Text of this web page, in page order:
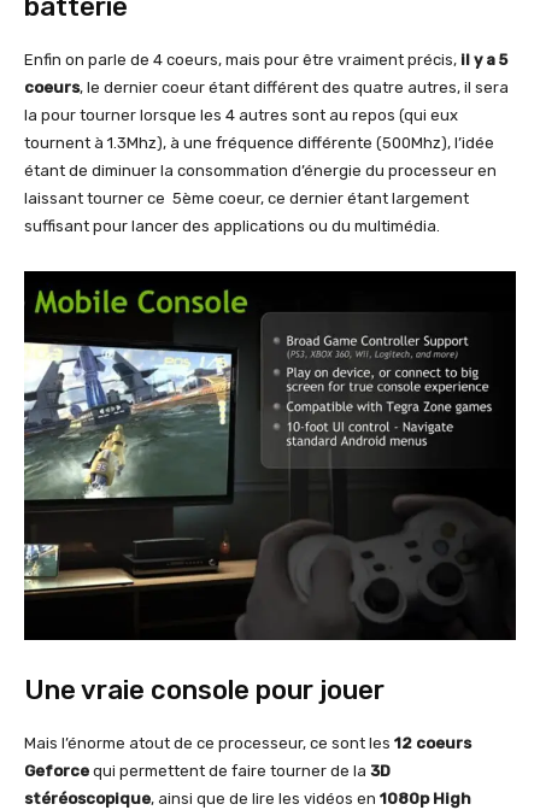
batterie
Enfin on parle de 4 coeurs, mais pour être vraiment précis, il y a 5
coeurs, le dernier coeur étant différent des quatre autres, il sera
la pour tourner lorsque les 4 autres sont au repos (qui eux
tournent à 1.3Mhz), à une fréquence différente (500Mhz), l’idée
étant de diminuer la consommation d’énergie du processeur en
laissant tourner ce 5ème coeur, ce dernier étant largement
suffisant pour lancer des applications ou du multimédia.
Une vraie console pour jouer
Mais l’énorme atout de ce processeur, ce sont les 12 coeurs
Geforce qui permettent de faire tourner de la 3D
stéréoscopique, ainsi que de lire les vidéos en 1080p High